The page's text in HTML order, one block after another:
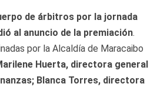
de árbitros por la jornada
al anuncio de la premiación.
por la Alcaldía de Maracaibo
Huerta, directora general
Blanca Torres, directora